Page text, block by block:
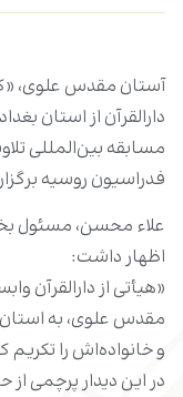
آستان مقدس علوی،
دارالقرآن‌ از استان
مسابقه بین‌المللی
فدراسیون روسیه
علاء محسن، مسئول
اظهار داشت:
«هیأتی از دارالقرآن‌
مقدس علوی، به استان
و خانواده‌اش را تکریم
در این دیدار پرچمی از